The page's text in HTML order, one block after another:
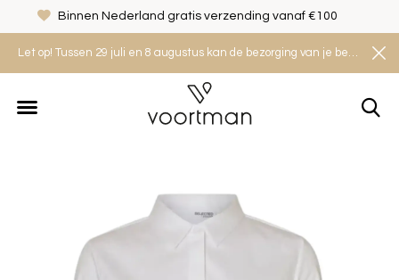
Let op! Tussen 29 juli en 8 augustus kan de bezorging van je bestelling iets langer duren. Houd rekening met een levertijd van 2 tot 4 werkdagen.
Binnen Nederland gratis verzending vanaf €100